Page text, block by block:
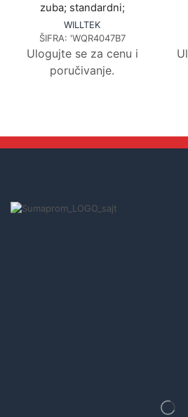
zuba; standardni;
WILLTEK
ŠIFRA: 'WQR4047B7
Ulogujte se za cenu i
poručivanje.